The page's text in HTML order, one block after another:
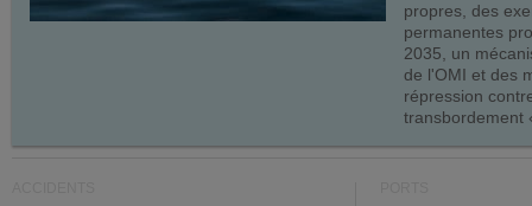
propres, des
permanentes
2035, un
de l'OMI et des
répression
transbordement